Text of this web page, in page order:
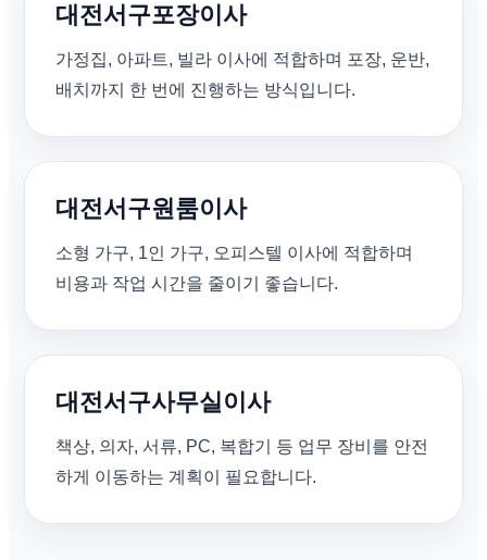
대전서구포장이사
가정집, 아파트, 빌라 이사에 적합하며 포장, 운반,
배치까지 한 번에 진행하는 방식입니다.
대전서구원룸이사
소형 가구, 1인 가구, 오피스텔 이사에 적합하며
비용과 작업 시간을 줄이기 좋습니다.
대전서구사무실이사
책상, 의자, 서류, PC, 복합기 등 업무 장비를 안전
하게 이동하는 계획이 필요합니다.